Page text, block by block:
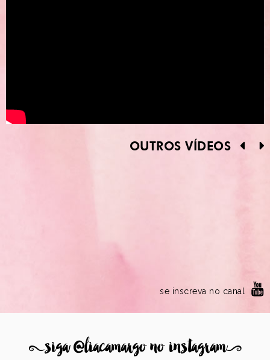
OUTROS VÍDEOS
se inscreva no canal
8siga @liacamargo no instagram9